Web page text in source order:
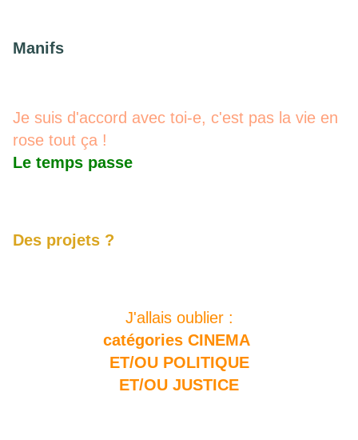
Manifs
Je suis d'accord avec toi-e, c'est pas la vie en
rose tout ça !
Le temps passe
Des projets ?
J'allais oublier :
catégories CINEMA
ET/OU POLITIQUE
ET/OU JUSTICE